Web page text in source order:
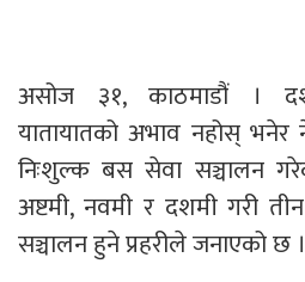
असोज ३१, काठमाडौं ।
यातायातको अभाव नहोस्
निःशुल्क बस सेवा सञ्चालन
अष्टमी, नवमी र दशमी गरी
सञ्चालन हुने प्रहरीले जनाएको छ ।